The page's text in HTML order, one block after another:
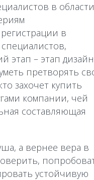
в области
в
этап – этап
претворять
захочет купить
компании, чей
составляющая
а вернее вера в
устойчивую